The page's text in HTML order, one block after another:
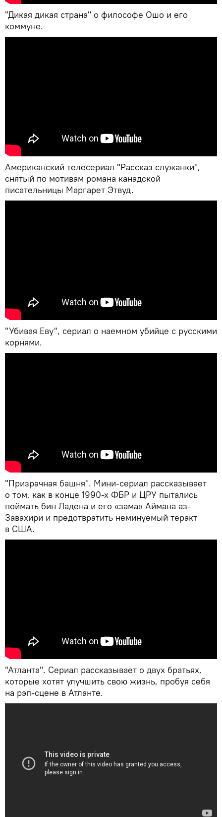
"Дикая дикая страна" о философе Ошо и его
коммуне.
Американский телесериал "Рассказ служанки",
снятый по мотивам романа канадской
писательницы Маргарет Этвуд.
"Убивая Еву", сериал о наемном убийце с русскими
корнями.
"Призрачная башня". Мини-сериал рассказывает
о том, как в конце 1990-х ФБР и ЦРУ пытались
поймать бин Ладена и его «зама» Аймана аз-
Завахири и предотвратить неминуемый теракт
в США.
"Атланта". Сериал рассказывает о двух братьях,
которые хотят улучшить свою жизнь, пробуя себя
на рэп-сцене в Атланте.